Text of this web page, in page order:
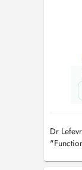
Dr